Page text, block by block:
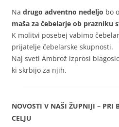
Na drugo adventno nedeljo bo
maša za čebelarje ob prazniku
K molitvi posebej vabimo
prijatelje čebelarske skupnosti.
Naj sveti Ambrož izprosi
ki skrbijo za njih.
NOVOSTI V NAŠI ŽUPNIJI – PRI
CELJU